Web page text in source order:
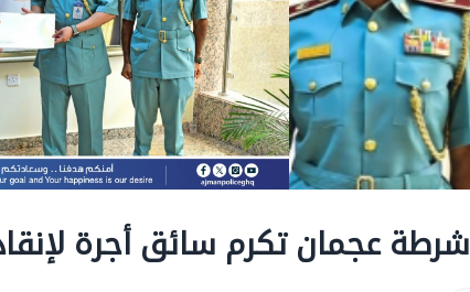
شرطة عجمان تكرم سائق أجرة